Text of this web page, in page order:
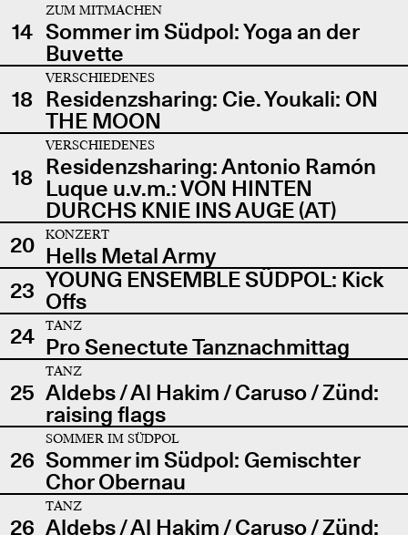
14
ZUM MITMACHEN
Sommer im Südpol: Yoga an der
Buvette
18
VERSCHIEDENES
Residenzsharing: Cie. Youkali: ON
THE MOON
18
VERSCHIEDENES
Residenzsharing: Antonio Ramón
Luque u.v.m.: VON HINTEN
DURCHS KNIE INS AUGE (AT)
20
KONZERT
Hells Metal Army
23 YOUNG ENSEMBLE SÜDPOL: Kick
Offs
24
TANZ
Pro Senectute Tanznachmittag
25
TANZ
Aldebs / Al Hakim / Caruso / Zünd:
raising flags
26
SOMMER IM SÜDPOL
Sommer im Südpol: Gemischter
Chor Obernau
26
TANZ
Aldebs / Al Hakim / Caruso / Zünd: